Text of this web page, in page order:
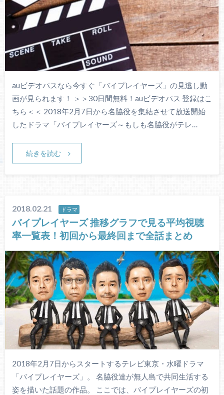
auビデオパスなら今すぐ「バイプレイヤーズ」の見逃し動
画が見られます！ ＞＞30日間無料！auビデオパス 登録はこ
ちら＜＜ 2018年2月7日から名脇役を集結させて放送開始
したドラマ「バイプレイヤーズ～もしも名脇役がテレ…
続きを読む
2018.02.21 ドラマ
バイプレイヤーズ 推移グラフで見る平均視聴
率一覧表！初回から最終回まで全話まとめ
2018年2月7日からスタートするテレビ東京・水曜ドラマ
「バイプレイヤーズ」。 名脇役達が無人島で共同生活する
姿を描いた話題の作品。 ここでは、バイプレイヤーズの初